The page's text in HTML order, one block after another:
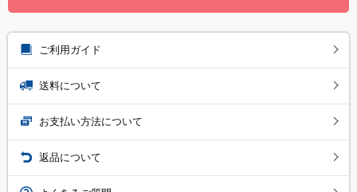
ご利用ガイド
送料について
お支払い方法について
返品について